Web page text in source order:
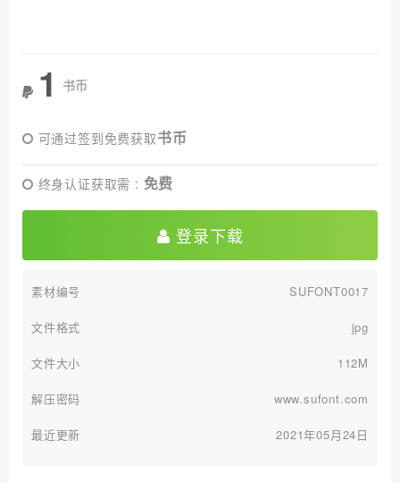
1 书币
可通过签到免费获取书币
终身认证获取需 : 免费
登录下载
素材编号 SUFONT0017
文件格式 jpg
文件大小 112M
解压密码 www.sufont.com
最近更新 2021年05月24日